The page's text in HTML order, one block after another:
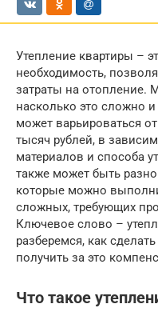
Утепление квартиры –
необходимость,
затраты на отопление.
насколько это сложно
может варьироваться
тысяч рублей, в
материалов и способа
также может быть
которые можно
сложных, требующих
Ключевое слово –
разберемся, как
получить за это
Что такое